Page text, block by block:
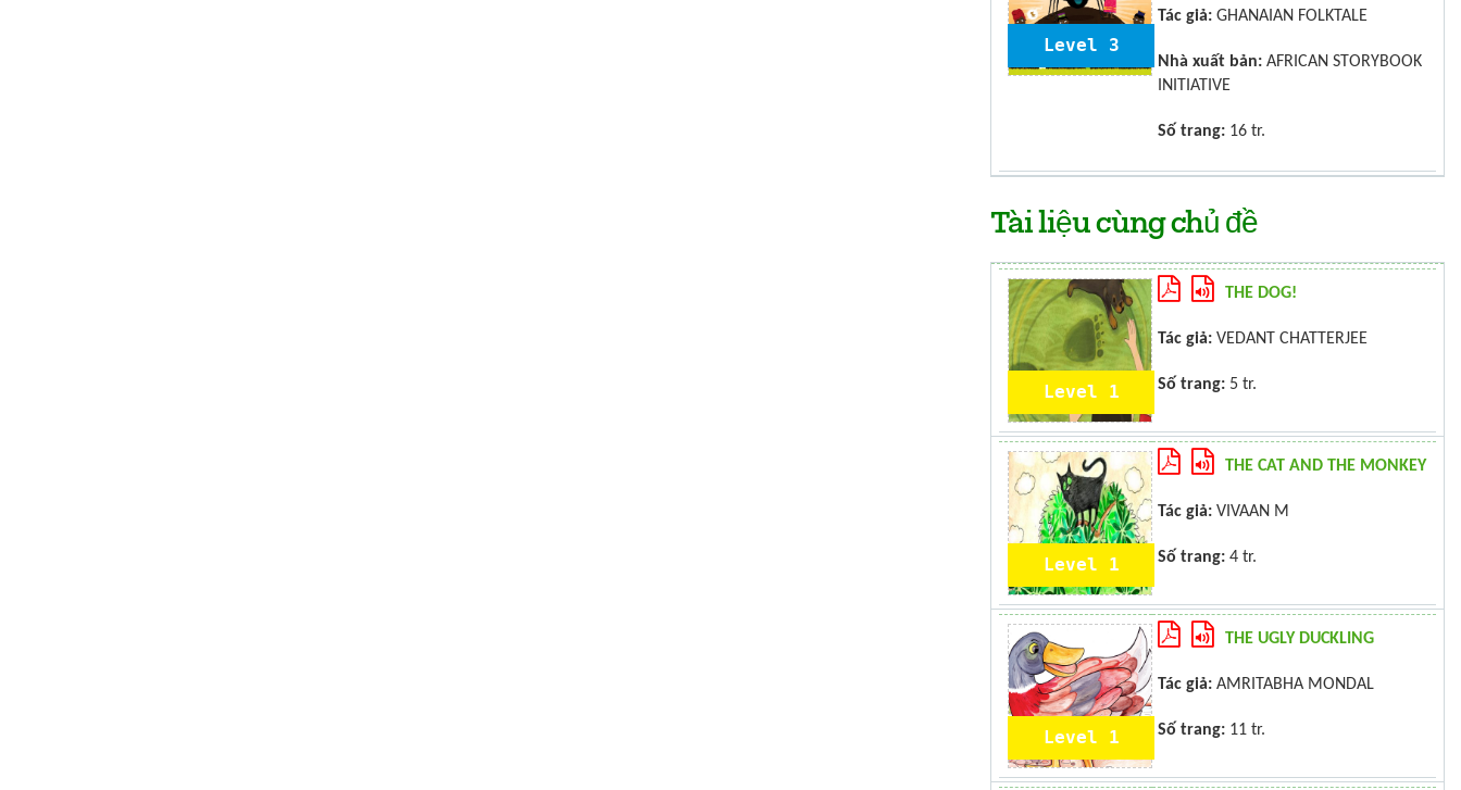
Level 3
Tác giả: GHANAIAN FOLKTALE
Nhà xuất bản: AFRICAN STORYBOOK
INITIATIVE
Số trang: 16 tr.
Tài liệu cùng chủ đề
Level 1
THE DOG!
Tác giả: VEDANT CHATTERJEE
Số trang: 5 tr.
Level 1
THE CAT AND THE MONKEY
Tác giả: VIVAAN M
Số trang: 4 tr.
Level 1
THE UGLY DUCKLING
Tác giả: AMRITABHA MONDAL
Số trang: 11 tr.